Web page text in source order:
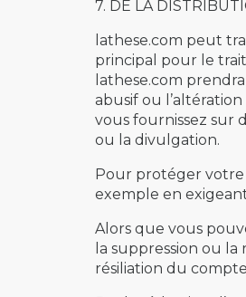
7. DE LA
lathese.com peut
principal pour le
lathese.com
abusif ou
vous fournissez sur
ou la divulgation.
Pour protéger votre
exemple en
Alors que vous
la suppression ou
résiliation du